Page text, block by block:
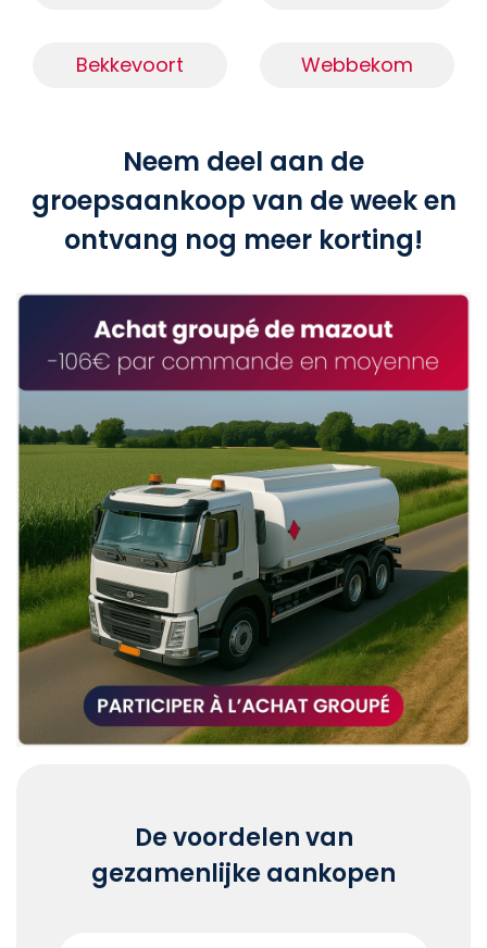
Bekkevoort Webbekom
Neem deel aan de
groepsaankoop van de week en
ontvang nog meer korting!
De voordelen van
gezamenlijke aankopen